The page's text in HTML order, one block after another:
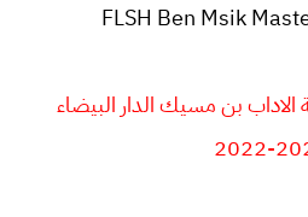
FLSH Ben Msik
الاداب بن مسيك الدار البيضاء